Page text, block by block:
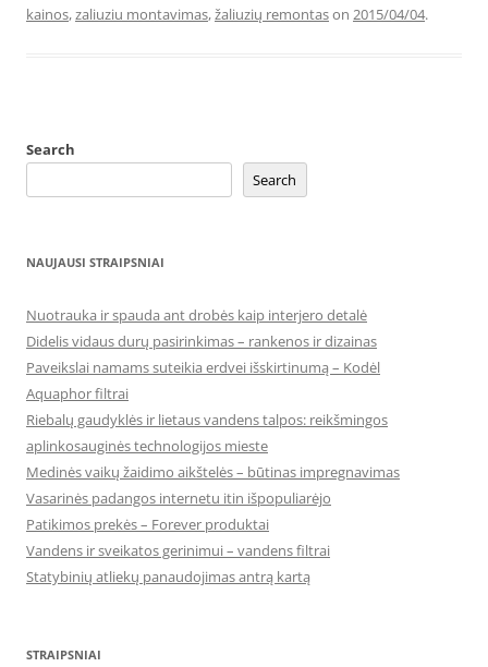
kainos,zaliuziu montavimas,žaliuzių remontason 2015/04/04.
Search
Search
NAUJAUSI STRAIPSNIAI
Nuotrauka ir spauda ant drobės kaip interjero detalė
Didelis vidaus durų pasirinkimas – rankenos ir dizainas
Paveikslai namams suteikia erdvei išskirtinumą – Kodėl
Aquaphor filtrai
Riebalų gaudyklės ir lietaus vandens talpos: reikšmingos
aplinkosauginės technologijos mieste
Medinės vaikų žaidimo aikštelės – būtinas impregnavimas
Vasarinės padangos internetu itin išpopuliarėjo
Patikimos prekės – Forever produktai
Vandens ir sveikatos gerinimui – vandens filtrai
Statybinių atliekų panaudojimas antrą kartą
STRAIPSNIAI